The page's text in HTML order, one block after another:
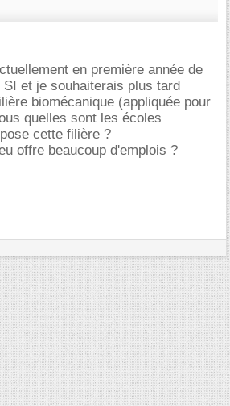
en première année de
SI et je souhaiterais plus tard
biomécanique (appliquée pour
quelles sont les écoles
cette filière ?
offre beaucoup d'emplois ?